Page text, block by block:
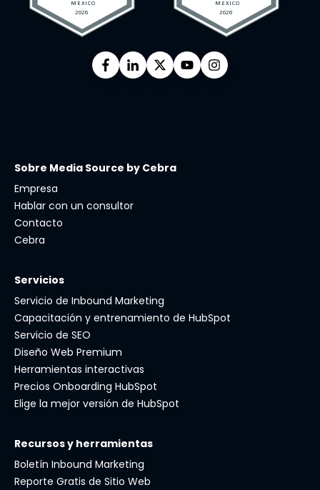
Sobre Media Source by Cebra
Empresa
Hablar con un consultor
Contacto
Cebra
Servicios
Servicio de Inbound Marketing
Capacitación y entrenamiento de HubSpot
Servicio de SEO
Diseño Web Premium
Herramientas interactivas
Precios Onboarding HubSpot
Elige la mejor versión de HubSpot
Recursos y herramientas
Boletín Inbound Marketing
Reporte Gratis de Sitio Web